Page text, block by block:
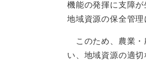
機能の発揮に支障
地域資源の保全管
このため、農業・
い、地域資源の適